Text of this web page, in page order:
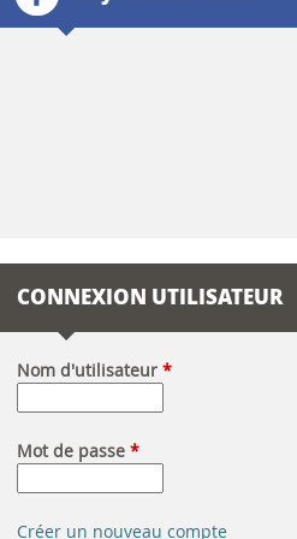
l
d
e
r
e
c
h
CONNEXION UTILISATEUR
Nom d'utilisateur*
Mot de passe*
Créer un nouveau compte